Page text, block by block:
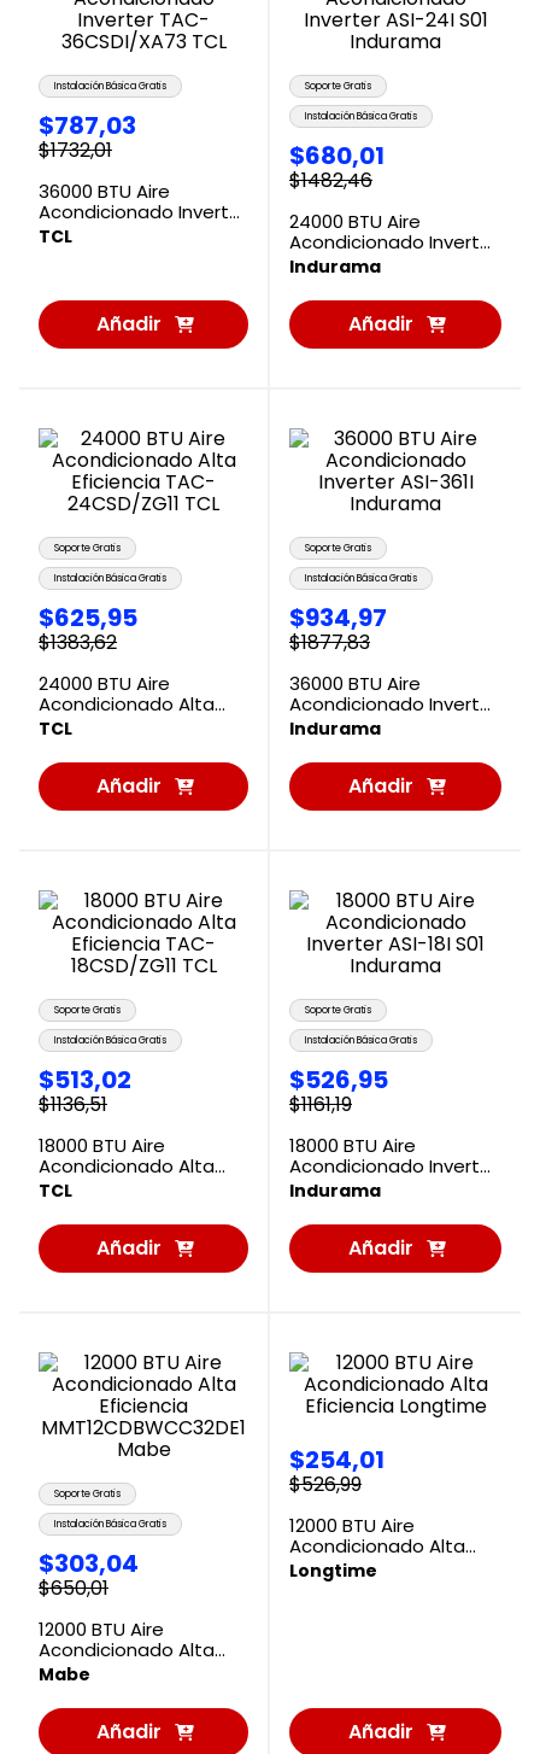
Instalación Básica Gratis
$787,03
$1732,01
36000 BTU Aire
Acondicionado Inverter
TAC-36CSDI/XA73 TCL
TCL
Añadir
al
Soporte Gratis
Instalación Básica Gratis
$680,01
$1482,46
24000 BTU Aire
Acondicionado Inverter
ASI-24I S01 Indurama
Indurama
Añadir
al
Soporte Gratis
Instalación Básica Gratis
$625,95
$1383,62
24000 BTU Aire
Acondicionado Alta
Eficiencia TAC-
TCL
Añadir
al
Soporte Gratis
Instalación Básica Gratis
$934,97
$1877,83
36000 BTU Aire
Acondicionado Inverter
ASI-361I Indurama
Indurama
Añadir
al
Soporte Gratis
Instalación Básica Gratis
$513,02
$1136,51
18000 BTU Aire
Acondicionado Alta
Eficiencia TAC-
TCL
Añadir
al
Soporte Gratis
Instalación Básica Gratis
$526,95
$1161,19
18000 BTU Aire
Acondicionado Inverter
ASI-18I S01 Indurama
Indurama
Añadir
al
Soporte Gratis
Instalación Básica Gratis
$303,04
$650,01
12000 BTU Aire
Acondicionado Alta
Eficiencia
Mabe
Mabe
Añadir
$254,01
$526,99
12000 BTU Aire
Acondicionado Alta
Eficiencia Longtime
Longtime
Añadir